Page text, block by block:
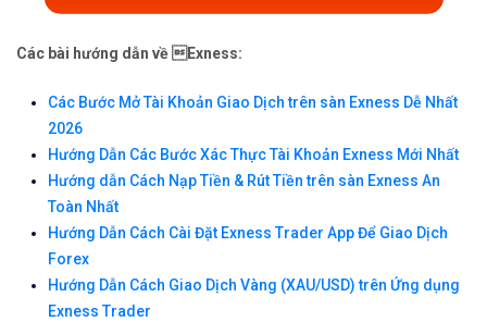
Các bài hướng dẫn về Exness:
Các Bước Mở Tài Khoản Giao Dịch trên sàn Exness Dễ Nhất
2026
Hướng Dẫn Các Bước Xác Thực Tài Khoản Exness Mới Nhất
Hướng dẫn Cách Nạp Tiền & Rút Tiền trên sàn Exness An
Toàn Nhất
Hướng Dẫn Cách Cài Đặt Exness Trader App Để Giao Dịch
Forex
Hướng Dẫn Cách Giao Dịch Vàng (XAU/USD) trên Ứng dụng
Exness Trader